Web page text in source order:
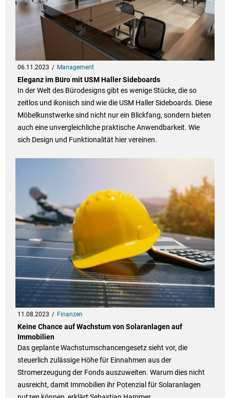
06.11.2023 Management
Eleganz im Büro mit USM Haller Sideboards
In der Welt des Bürodesigns gibt es wenige Stücke, die so
zeitlos und ikonisch sind wie die USM Haller Sideboards. Diese
Möbelkunstwerke sind nicht nur ein Blickfang, sondern bieten
auch eine unvergleichliche praktische Anwendbarkeit. Wie
sich Design und Funktionalität hier vereinen.
11.08.2023 Finanzen
Keine Chance auf Wachstum von Solaranlagen auf
Immobilien
Das geplante Wachstumschancengesetz sieht vor, die
steuerlich zulässige Höhe für Einnahmen aus der
Stromerzeugung der Fonds auszuweiten. Warum dies nicht
ausreicht, damit Immobilien ihr Potenzial für Solaranlagen